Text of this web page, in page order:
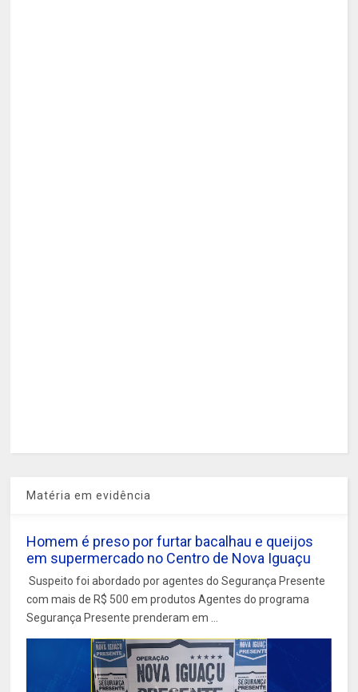
Matéria em evidência
Homem é preso por furtar bacalhau e queijos
em supermercado no Centro de Nova Iguaçu
Suspeito foi abordado por agentes do Segurança Presente
com mais de R$ 500 em produtos Agentes do programa
Segurança Presente prenderam em ...